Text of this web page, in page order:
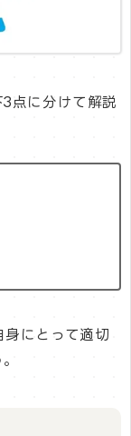
点に分けて解説
にとって適切